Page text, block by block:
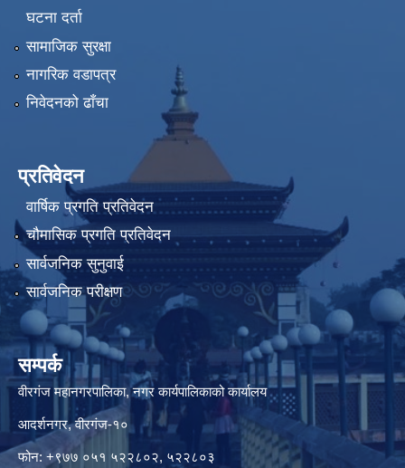
घटना दर्ता
सामाजिक सुरक्षा
नागरिक वडापत्र
निवेदनको ढाँचा
प्रतिवेदन
वार्षिक प्रगति प्रतिवेदन
चौमासिक प्रगति प्रतिवेदन
सार्वजनिक सुनुवाई
सार्वजनिक परीक्षण
सम्पर्क
वीरगंज महानगरपालिका, नगर कार्यपालिकाको कार्यालय
आदर्शनगर, वीरगंज-१०
फोन: +९७७ ०५१ ५२२८०२, ५२२८०३